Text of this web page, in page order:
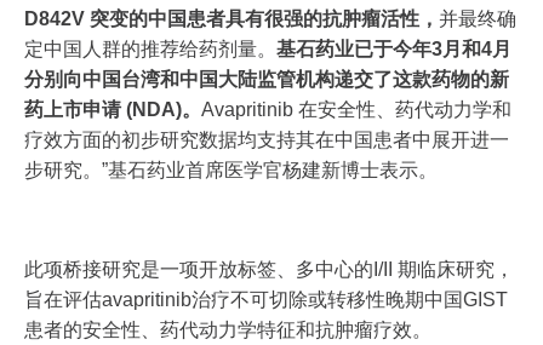
D842V 突变的中国患者具有很强的抗肿瘤活性， 并最终确
定中国人群的推荐给药剂量。 基石药业已于今年3月和4月
分别向中国台湾和中国大陆监管机构递交了这款药物的新
药上市申请 (NDA)。 Avapritinib 在安全性、药代动力学和
疗效方面的初步研究数据均支持其在中国患者中展开进一
步研究。”基石药业首席医学官杨建新博士表示。
此项桥接研究是一项开放标签、多中心的I/II 期临床研究，
旨在评估avapritinib治疗不可切除或转移性晚期中国GIST
患者的安全性、药代动力学特征和抗肿瘤疗效。